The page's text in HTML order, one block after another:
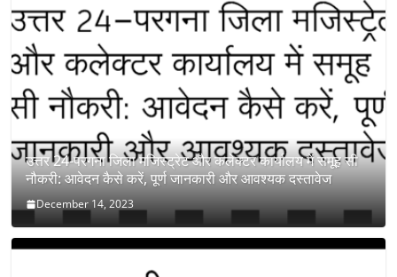
उत्तर 24-परगना जिला मजिस्ट्रेट और कलेक्टर कार्यालय में समूह सी
नौकरी: आवेदन कैसे करें, पूर्ण जानकारी और आवश्यक दस्तावेज
December 14, 2023